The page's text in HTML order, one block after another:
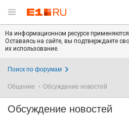
На информационном ресурсе
Оставаясь на сайте, вы подтверждаете
их использование.
Поиск по форумам
Общение Обсуждение новостей
Обсуждение новостей